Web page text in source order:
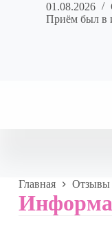
01.08.2026
Приём был в
Главная Отзывы